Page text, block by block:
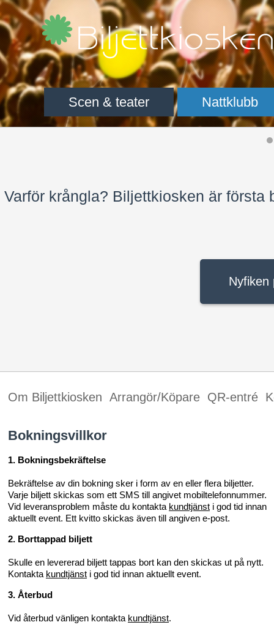
Scen & teater Nattklubb
Varför krångla? Biljettkiosken är
Nyfiken
Om Biljettkiosken Arrangör/Köpare QR-entré
Bokningsvillkor
1. Bokningsbekräftelse
Bekräftelse av din bokning sker i form av en eller flera biljetter.
Varje biljett skickas som ett SMS till angivet mobiltelefonnummer.
Vid leveransproblem måste du kontakta kundtjänst i god tid innan
aktuellt event. Ett kvitto skickas även till angiven e-post.
2. Borttappad biljett
Skulle en levererad biljett tappas bort kan den skickas ut på nytt.
Kontakta kundtjänst i god tid innan aktuellt event.
3. Återbud
Vid återbud vänligen kontakta kundtjänst.